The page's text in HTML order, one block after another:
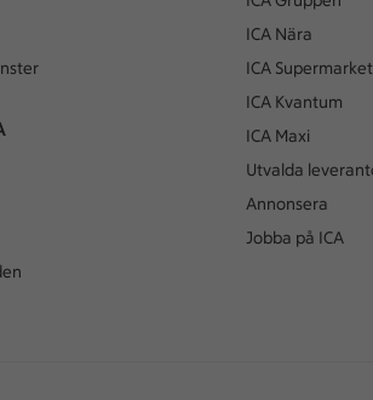
ICA Nära
ICA Supermarket
ICA Kvantum
ICA Maxi
Utvalda
Annonsera
Jobba på ICA